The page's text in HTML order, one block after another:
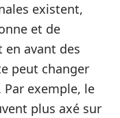
existent,
et de
en avant des
peut changer
exemple, le
plus axé sur